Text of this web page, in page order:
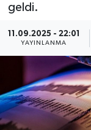
geldi.
11.09.2025 - 22:01
YAYINLANMA
Siyaset
Spor
Türkiye
Haber Arşivi